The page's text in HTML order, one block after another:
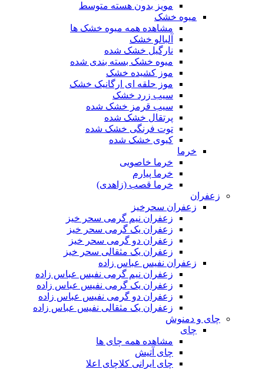
مویز بدون هسته متوسط
میوه خشک
مشاهده همه میوه خشک ها
آلبالو خشک
نارگیل خشک شده
میوه خشک بسته بندی شده
موز کشیده خشک
موز حلقه ای ارگانیک خشک
سیب زرد خشک
سیب قرمز خشک شده
پرتقال خشک شده
توت فرنگی خشک شده
کیوی خشک شده
خرما
خرما خاصویی
خرما پیارم
خرما قصب (زاهدی)
زعفران
زعفران سحرخیز
زعفران نیم گرمی سحر خیز
زعفران یک گرمی سحر خیز
زعفران دو گرمی سحر خیز
زعفران یک مثقالی سحر خیز
زعفران نفیس عباس زاده
زعفران نیم گرمی نفیس عباس زاده
زعفران یک گرمی نفیس عباس زاده
زعفران دو گرمی نفیس عباس زاده
زعفران یک مثقالی نفیس عباس زاده
چای و دمنوش
چای
مشاهده همه چای ها
چای آتیش
چای ایرانی کلاچای اعلا